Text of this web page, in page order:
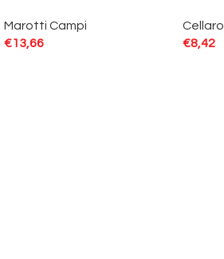
Marotti Campi
€13,66
Cellaro
€8,42